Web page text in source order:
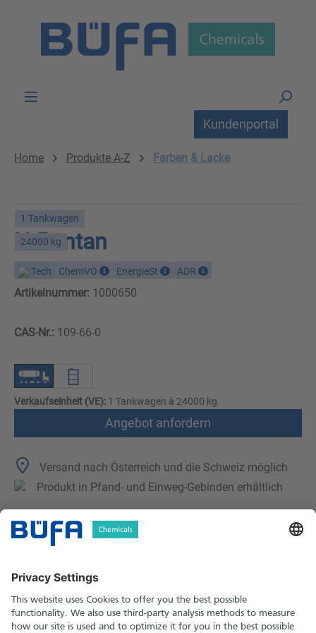
Kundenportal
Home Produkte A-Z Farben & Lacke
1 Tankwagen
24000 kg
N-Pentan
Tech ChemVO EnergieSt ADR
Artikelnummer: 1000650
CAS-Nr.: 109-66-0
Verkaufseinheit (VE): 1 Tankwagen à 24000 kg
Angebot anfordern
Versand nach Österreich und die Schweiz möglich
Produkt in Pfand- und Einweg-Gebinden erhältlich
Technische Merkmale
Sicherheitshinweise